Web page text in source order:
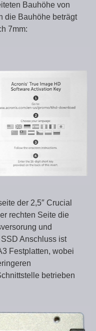
Bauhöhe von
die Bauhöhe beträgt
7mm:
der 2,5″ Crucial
rechten Seite die
und
Anschluss ist
Festplatten, wobei
betrieben